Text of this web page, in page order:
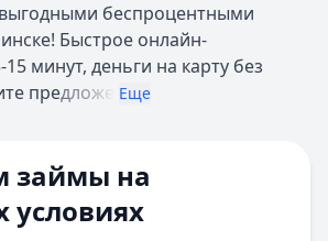
Б
Барнаул
Белгород
Б
Барнаул
Белгород
беспроцентными
Быстрое онлайн-
минут, деньги на карту без
предложе Еще
займы на
условиях